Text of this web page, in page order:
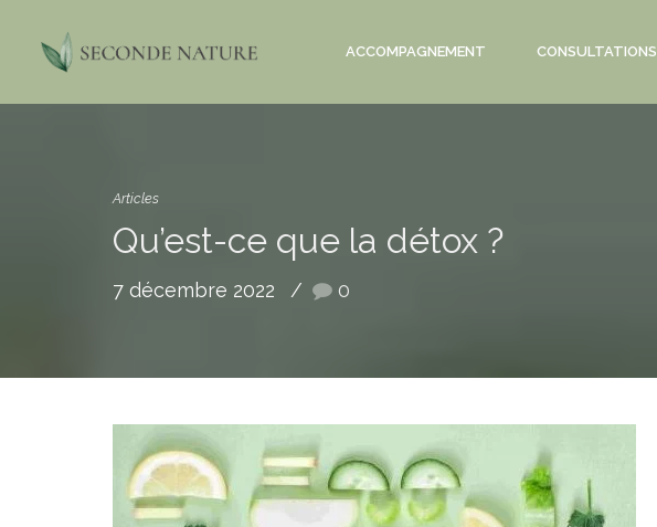
ACCOMPAGNEMENT CONSULTATIONS
Articles
Qu’est-ce que la détox ?
7 décembre 2022 0